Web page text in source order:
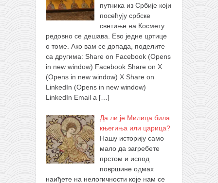
путника из Србије који
посећују србске
светиње на Космету
редовно се дешава. Ево једне цртице
о томе. Ако вам се допада, поделите
са другима: Share on Facebook (Opens
in new window) Facebook Share on X
(Opens in new window) X Share on
LinkedIn (Opens in new window)
LinkedIn Email a […]
Да ли је Милица била
књегиња или царица?
Нашу историју само
мало да загребете
прстом и испод
површине одмах
наиђете на нелогичности које нам се